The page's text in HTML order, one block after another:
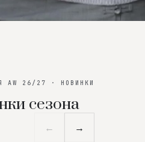
AW 26/27 · НОВИНКИ
сезона
← →